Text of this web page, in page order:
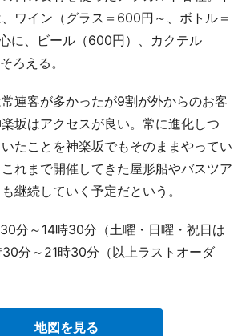
ワイン（グラス＝600円～、ボトル＝
に、ビール（600円）、カクテル
ろえる。
連客が多かったが9割が外からのお客
坂はアクセスが良い。常に進化しつ
たことを神楽坂でもそのままやってい
れまで開催してきた屋形船やバスツア
継続していく予定だという。
分～14時30分（土曜・日曜・祝日は
30分～21時30分（以上ラストオーダ
地図を見る